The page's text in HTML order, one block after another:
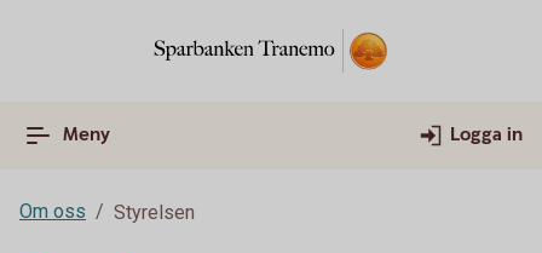
Meny Logga in
Om oss Styrelsen